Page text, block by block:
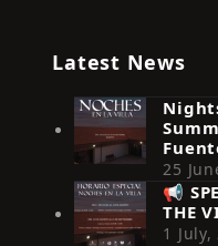
Latest News
25
📢
THE
1 July,